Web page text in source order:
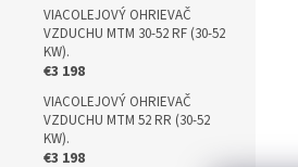
VIACOLEJOVÝ OHRIEVAČ
VZDUCHU MTM 30-52 RF (30-52
KW).
€3 198
VIACOLEJOVÝ OHRIEVAČ
VZDUCHU MTM 52 RR (30-52
KW).
€3 198